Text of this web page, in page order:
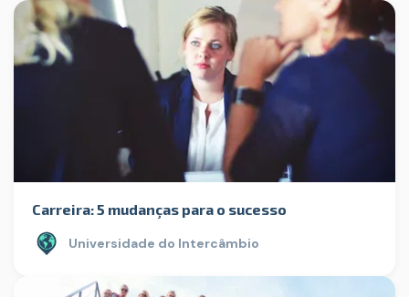
Carreira: 5 mudanças para o sucesso
Universidade do Intercâmbio